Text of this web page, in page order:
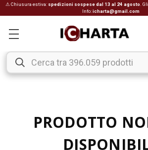
⚠ Chiusura estiva: spedizioni sospese dal 13 al 24 agosto .
Info:icharta@gmail.com
PRODOTTO